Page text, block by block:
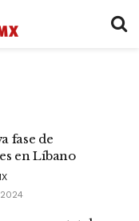
fase de
en Líbano